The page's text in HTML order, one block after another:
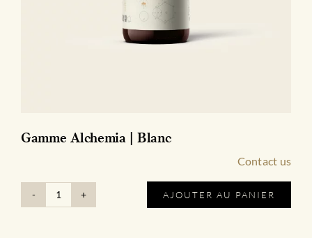
Gamme Alchemia | Blanc
Contact us
quantité
AJOUTER AU PANIER